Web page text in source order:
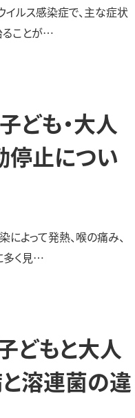
ルス感染症で、主な症状
ることが…
ども・大人
停止につい
よって発熱、喉の痛み、
多く見…
どもと大人
溶連菌の違